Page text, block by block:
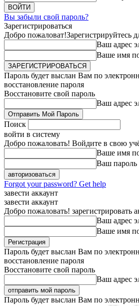
Вы забыли свой пароль?
Зарегистрироваться
Добро пожаловат!Зарегистрируйтесь
Ваш адрес
Ваше имя
Пароль будет выслан Вам по
восстановление пароля
Восстановите свой пароль
Ваш адрес
Поиск
войти в систему
Добро пожаловать! Войдите в свою
Ваше имя
Ваш пароль
Forgot your password? Get help
завести аккаунт
завести аккаунт
Добро пожаловать! зарегистрировать
Ваш адрес
Ваше имя
Пароль будет выслан Вам по
восстановление пароля
Восстановите свой пароль
Ваш адрес
Пароль будет выслан Вам по